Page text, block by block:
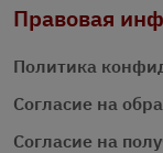
Правовая
Политика
Согласие на
Согласие на